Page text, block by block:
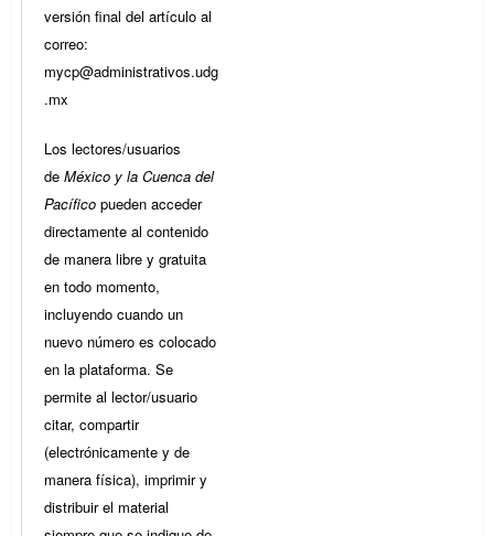
versión final del artículo al
correo:
mycp@administrativos.udg
.mx
Los lectores/usuarios
de México y la Cuenca del
Pacífico pueden acceder
directamente al contenido
de manera libre y gratuita
en todo momento,
incluyendo cuando un
nuevo número es colocado
en la plataforma. Se
permite al lector/usuario
citar, compartir
(electrónicamente y de
manera física), imprimir y
distribuir el material